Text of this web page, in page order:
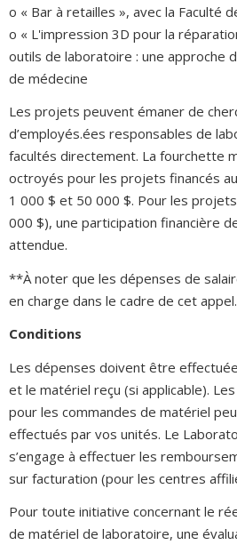
o « Bar à retailles », avec la Faculté
o « L'impression 3D pour la
outils de laboratoire : une approche
de médecine
Les projets peuvent émaner de
d’employés.ées responsables de
facultés directement. La fourchette
octroyés pour les projets financés
1 000 $ et 50 000 $. Pour les
000 $), une participation financière
attendue.
**À noter que les dépenses de
en charge dans le cadre de cet
Conditions
Les dépenses doivent être
et le matériel reçu (si applicable).
pour les commandes de matériel
effectués par vos unités. Le
s’engage à effectuer les
sur facturation (pour les centres
Pour toute initiative concernant le
de matériel de laboratoire, une